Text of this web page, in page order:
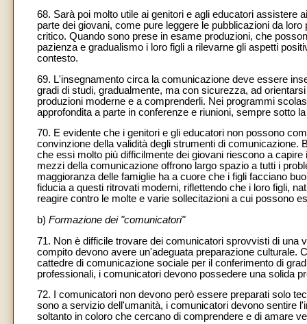
68. Sarà poi molto utile ai genitori e agli educatori assistere
parte dei giovani, come pure leggere le pubblicazioni da
critico. Quando sono prese in esame produzioni, che
pazienza e gradualismo i loro figli a rilevarne gli aspetti
contesto.
69. L'insegnamento circa la comunicazione deve essere
gradi di studi, gradualmente, ma con sicurezza, ad
produzioni moderne e a comprenderli. Nei programmi
approfondita a parte in conferenze e riunioni, sempre sotto
70. E evidente che i genitori e gli educatori non possono
convinzione della validità degli strumenti di comunicazione.
che essi molto più difficilmente dei giovani riescono a
mezzi della comunicazione offrono largo spazio a tutti i
maggioranza delle famiglie ha a cuore che i figli facciano
fiducia a questi ritrovati moderni, riflettendo che i loro figli,
reagire contro le molte e varie sollecitazioni a cui possono
b) Formazione dei "comunicatori"
71. Non è difficile trovare dei comunicatori sprovvisti di una
compito devono avere un'adeguata preparazione culturale.
cattedre di comunicazione sociale per il conferimento di
professionali, i comunicatori devono possedere una solida
72. I comunicatori non devono però essere preparati solo
sono a servizio dell'umanità, i comunicatori devono sentire
soltanto in coloro che cercano di comprendere e di amare